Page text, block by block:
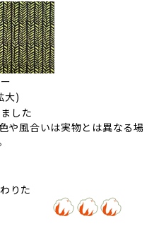
大)
した
や風合いは実物とは異なる場
りた